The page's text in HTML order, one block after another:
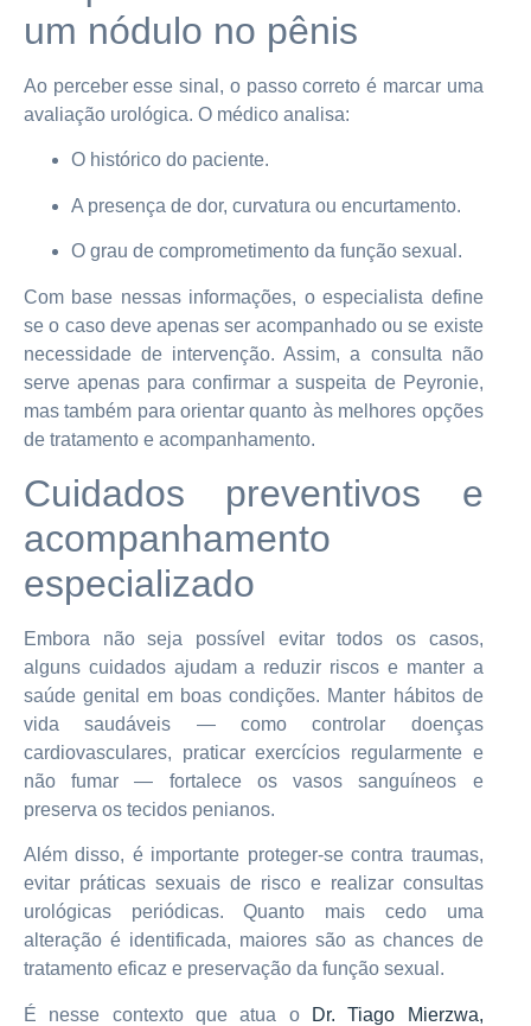
um nódulo no pênis
Ao perceber esse sinal, o passo correto é marcar uma
avaliação urológica. O médico analisa:
O histórico do paciente.
A presença de dor, curvatura ou encurtamento.
O grau de comprometimento da função sexual.
Com base nessas informações, o especialista define
se o caso deve apenas ser acompanhado ou se existe
necessidade de intervenção. Assim, a consulta não
serve apenas para confirmar a suspeita de Peyronie,
mas também para orientar quanto às melhores opções
de tratamento e acompanhamento.
Cuidados preventivos e
acompanhamento
especializado
Embora não seja possível evitar todos os casos,
alguns cuidados ajudam a reduzir riscos e manter a
saúde genital em boas condições. Manter hábitos de
vida saudáveis — como controlar doenças
cardiovasculares, praticar exercícios regularmente e
não fumar — fortalece os vasos sanguíneos e
preserva os tecidos penianos.
Além disso, é importante proteger-se contra traumas,
evitar práticas sexuais de risco e realizar consultas
urológicas periódicas. Quanto mais cedo uma
alteração é identificada, maiores são as chances de
tratamento eficaz e preservação da função sexual.
É nesse contexto que atua o
Dr. Tiago Mierzwa,